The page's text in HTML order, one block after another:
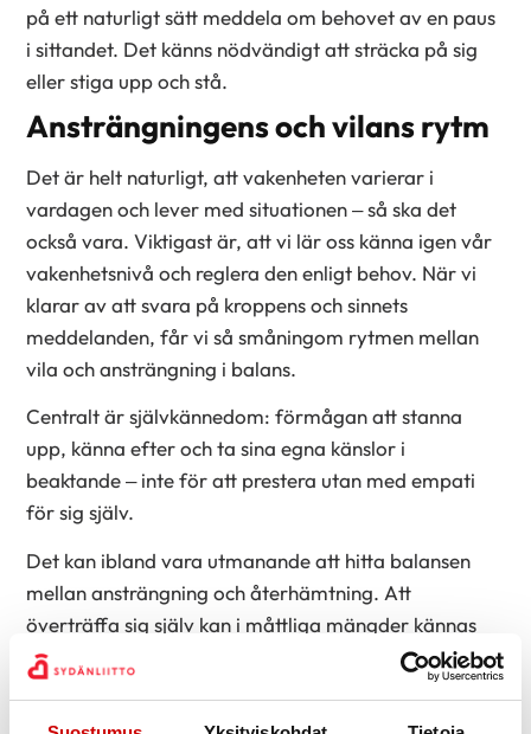
på ett naturligt sätt meddela om behovet av en paus
i sittandet. Det känns nödvändigt att sträcka på sig
eller stiga upp och stå.
Ansträngningens och vilans rytm
Det är helt naturligt, att vakenheten varierar i
vardagen och lever med situationen – så ska det
också vara. Viktigast är, att vi lär oss känna igen vår
vakenhetsnivå och reglera den enligt behov. När vi
klarar av att svara på kroppens och sinnets
meddelanden, får vi så småningom rytmen mellan
vila och ansträngning i balans.
Centralt är självkännedom: förmågan att stanna
upp, känna efter och ta sina egna känslor i
beaktande – inte för att prestera utan med empati
för sig själv.
Det kan ibland vara utmanande att hitta balansen
mellan ansträngning och återhämtning. Att
överträffa sig själv kan i måttliga mängder kännas
betydelsefullt. Det gäller bara att hitta den mängd
som passar en själv. Ibland kan det vara så, att
fastän sinnet verkar hålla ut, så gör kroppen inte det.